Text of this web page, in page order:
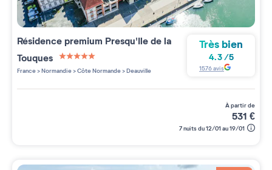
Résidence premium Presqu'Ile de la
Touques
5 étoiles sur 5
France>Normandie>Côte Normande>Deauville
Très bien
4.3/5
1576avis
à partir de
531 €
7 nuits du 12/01 au 19/01